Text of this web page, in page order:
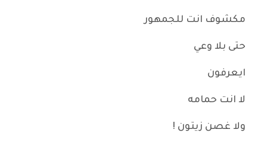
مكشوف انت للجمهور
حتى بلا وعي
ايعرفون
لا انت حمامه
ولا غصن زيتون !